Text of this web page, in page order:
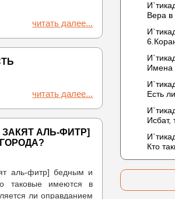
читать далее...
читать далее...
АЛЬ-ФИТР]
аль-фитр] бедным и
таковые имеются в
ли оправданием
книге
дела и
Вера в
о
Имена
Есть
и
Исбат,
Кто